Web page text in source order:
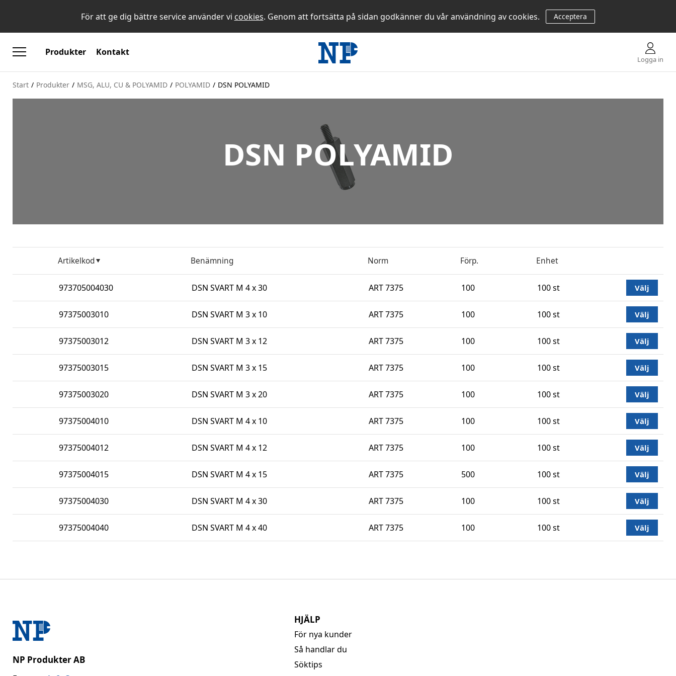
För att ge dig bättre service använder vi cookies. Genom att fortsätta på sidan godkänner du vår användning av cookies. Acceptera
Produkter Kontakt
Logga in
Start / Produkter / MSG, ALU, CU & POLYAMID / POLYAMID / DSN POLYAMID
DSN POLYAMID
Artikelkod Benämning Norm Förp. Enhet
973705004030 DSN SVART M 4 x 30 ART 7375 100 100 st Välj
97375003010 DSN SVART M 3 x 10 ART 7375 100 100 st Välj
97375003012 DSN SVART M 3 x 12 ART 7375 100 100 st Välj
97375003015 DSN SVART M 3 x 15 ART 7375 100 100 st Välj
97375003020 DSN SVART M 3 x 20 ART 7375 100 100 st Välj
97375004010 DSN SVART M 4 x 10 ART 7375 100 100 st Välj
97375004012 DSN SVART M 4 x 12 ART 7375 100 100 st Välj
97375004015 DSN SVART M 4 x 15 ART 7375 500 100 st Välj
97375004030 DSN SVART M 4 x 30 ART 7375 100 100 st Välj
97375004040 DSN SVART M 4 x 40 ART 7375 100 100 st Välj
NP Produkter AB
HJÄLP
För nya kunder
Så handlar du
Söktips